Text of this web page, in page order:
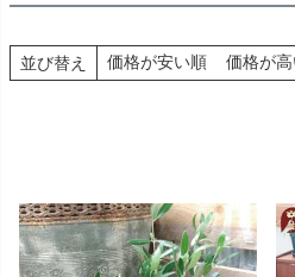
並び替え 価格が安い順 価格が